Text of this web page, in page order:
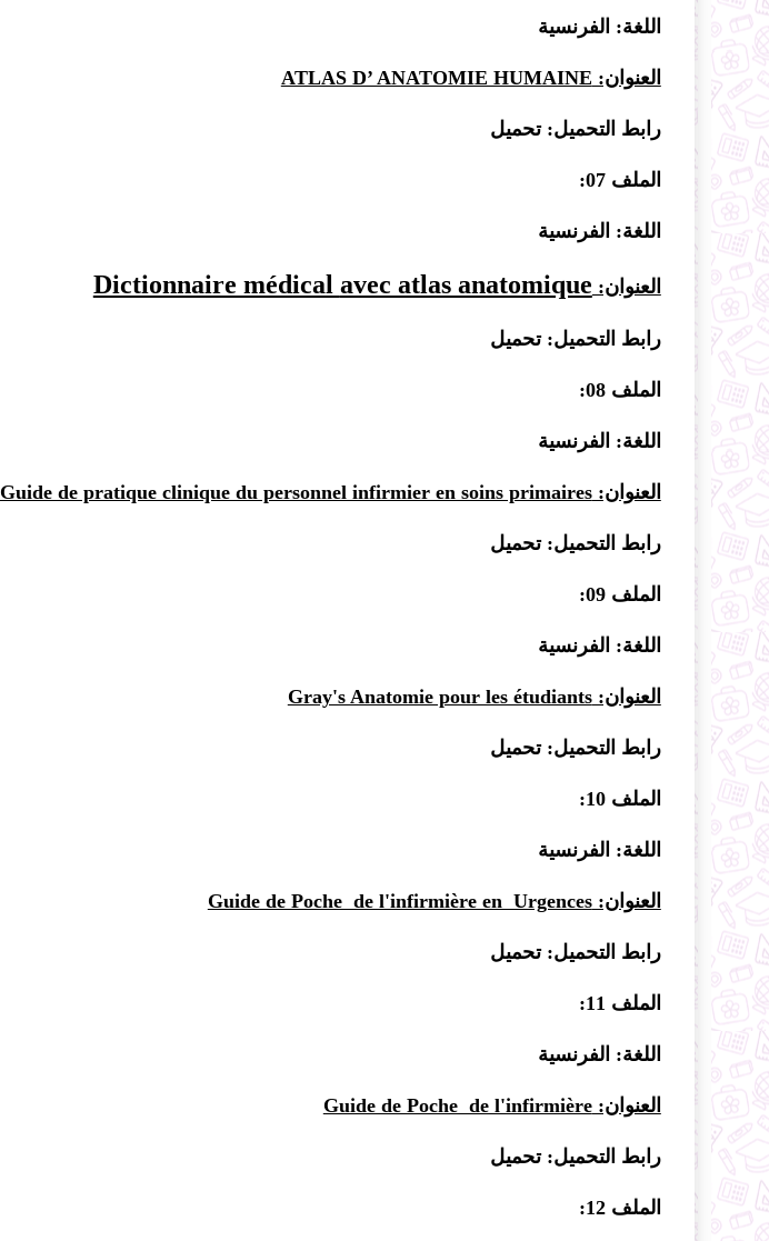
اللغة: الفرنسية
العنوان: ATLAS D’ ANATOMIE HUMAINE
رابط التحميل:تحميل
الملف 07:
اللغة: الفرنسية
العنوان: Dictionnaire médical avec atlas anatomique
رابط التحميل:تحميل
الملف 08:
اللغة: الفرنسية
العنوان:Guide de pratique clinique du personnel infirmier en soins primaires
رابط التحميل:تحميل
الملف 09:
اللغة: الفرنسية
العنوان:Gray's Anatomie pour les étudiants
رابط التحميل:تحميل
الملف 10:
اللغة: الفرنسية
العنوان:Guide de Poche de l'infirmière en Urgences
رابط التحميل:تحميل
الملف 11:
اللغة: الفرنسية
العنوان:Guide de Poche de l'infirmière
رابط التحميل:تحميل
الملف 12: